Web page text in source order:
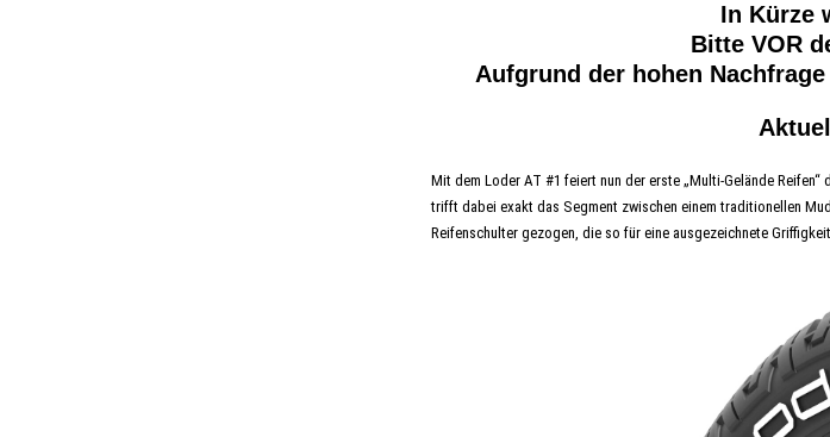
In Kürze
Bitte VOR
Aufgrund der hohen
Mit dem Loder AT #1 feiert nun der erste „Multi-Gelände
trifft dabei exakt das Segment zwischen einem traditionellen
Reifenschulter gezogen, die so für eine ausgezeichnete